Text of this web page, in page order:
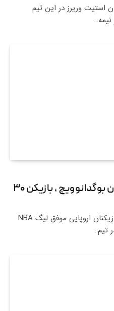
۲۹ ساله گلدن استیت وریرز در این تیم
یوتا جاز مشتری جدید بوژان بوگدانوویچ ، بازیکن ۳۰
بوژان بوگدانوویچ از آن دسته از بازیکنان اروپایی موفق لیگ NBA